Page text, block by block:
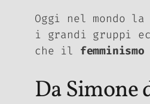
Oggi nel mondo
i grandi gruppi
che il femminismo
Da Simone